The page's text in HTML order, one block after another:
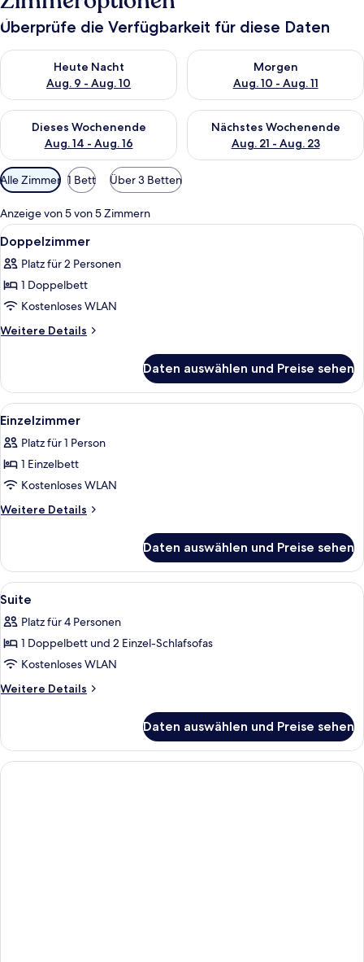
Überprüfe die Verfügbarkeit für diese Daten
Heute Nacht
Aug. 9 - Aug. 10
Überprüfe die Verfügbarkeit für heute Nacht, Aug. 9 - Aug.
Morgen
Aug. 10 - Aug. 11
Überprüfe die Verfügbarkeit
Dieses Wochenende
Aug. 14 - Aug. 16
Überprüfe die Verfügbarkeit für dieses Wochenende, Aug. 14
Nächstes Wochenende
Aug. 21 - Aug. 23
Überprüfe die Verfügbarkeit
Verfügbare
Filter
für
Zimmer
Alle Zimmer 1 Bett Über 3 Betten
Anzeige von 5 von 5 Zimmern
Alle
Fotos
für
Doppelzimmer
anzeigen
Ein ordentlich bezogenes Bett mit
4
Doppelzimmer
Platz für 2 Personen
1 Doppelbett
Kostenloses WLAN
Weitere Details
Weitere
Daten auswählen und Preise sehen
Alle
Fotos
für
Einzelzimmer
anzeigen
Ein Schlafzimmer mit Bett,
3
Einzelzimmer
Platz für 1 Person
1 Einzelbett
Kostenloses WLAN
Weitere Details
Weitere
Daten auswählen und Preise sehen
Alle
Fotos
für
Suite
anzeigen
Ein Hotelzimmer mit einem großen
4
Suite
Platz für 4 Personen
1 Doppelbett und 2 Einzel-Schlafsofas
Kostenloses WLAN
Weitere Details
Weitere
Daten auswählen und Preise sehen